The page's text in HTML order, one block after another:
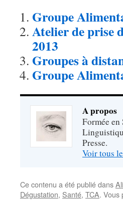
Groupe
Atelier de prise
2013
Groupes à
Groupe
A propos
Formée
Presse.
Voir tous
Ce contenu a été publié dans
Dégustation, Santé, TCA. Vous